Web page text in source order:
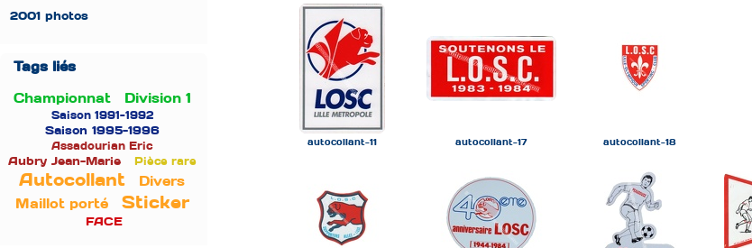
2001 photos
Tags liés
Championnat
Division 1
Saison 1991-1992
Saison 1995-1996
Assadourian Eric
Aubry Jean-Marie Pièce rare
Autocollant
Divers
Maillot porté
Sticker
FACE
autocollant-11 autocollant-17 autocollant-18